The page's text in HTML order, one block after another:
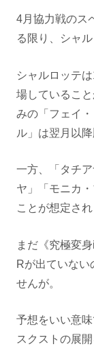
4月協力戦のス
る限り、シャ
シャルロッテ
場しているこ
みの「フェイ
ル」は翌月以
一方、「タチ
ヤ」「モニカ
ことが想定され
まだ《究極変
Rが出ていない
せんが。
予想をいい意
スクストの展